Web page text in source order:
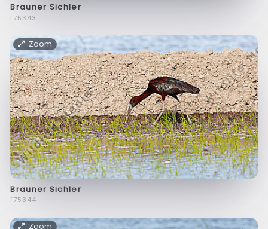
Brauner Sichler
f75343
Zoom
Brauner Sichler
f75344
Zoom